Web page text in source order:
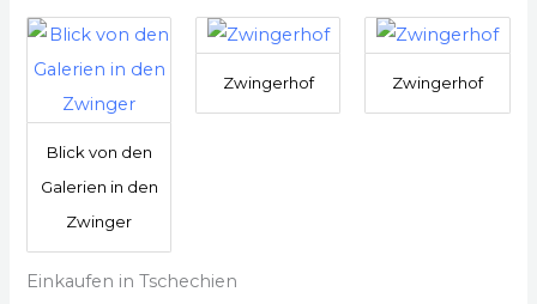
Blick von den
Galerien in den
Zwinger
Zwingerhof Zwingerhof
Einkaufen in Tschechien